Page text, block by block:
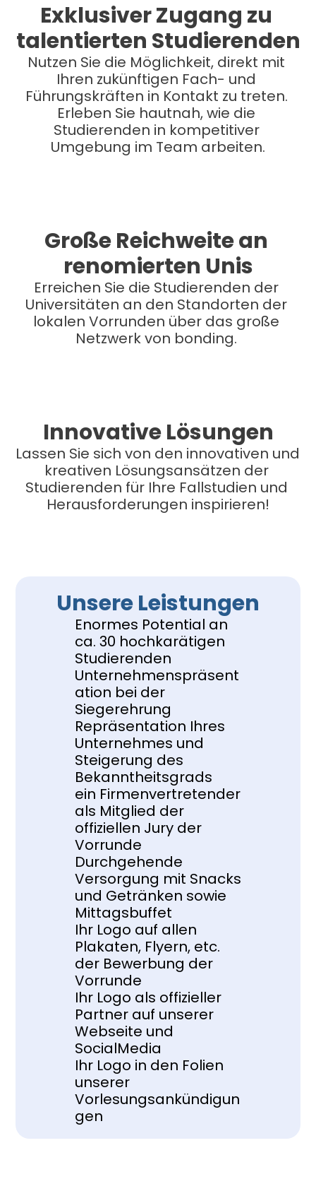
Exklusiver Zugang zu
talentierten Studierenden
Nutzen Sie die Möglichkeit, direkt mit
Ihren zukünftigen Fach- und
Führungskräften in Kontakt zu treten.
Erleben Sie hautnah, wie die
Studierenden in kompetitiver
Umgebung im Team arbeiten.
Große Reichweite an
renomierten Unis
Erreichen Sie die Studierenden der
Universitäten an den Standorten der
lokalen Vorrunden über das große
Netzwerk von bonding.
Innovative Lösungen
Lassen Sie sich von den innovativen und
kreativen Lösungsansätzen der
Studierenden für Ihre Fallstudien und
Herausforderungen inspirieren!
Unsere Leistungen
Enormes Potential an
ca. 30 hochkarätigen
Studierenden
Unternehmenspräsent
ation bei der
Siegerehrung
Repräsentation Ihres
Unternehmes und
Steigerung des
Bekanntheitsgrads
ein Firmenvertretender
als Mitglied der
offiziellen Jury der
Vorrunde
Durchgehende
Versorgung mit Snacks
und Getränken sowie
Mittagsbuffet
Ihr Logo auf allen
Plakaten, Flyern, etc.
der Bewerbung der
Vorrunde
Ihr Logo als offizieller
Partner auf unserer
Webseite und
SocialMedia
Ihr Logo in den Folien
unserer
Vorlesungsankündigun
gen